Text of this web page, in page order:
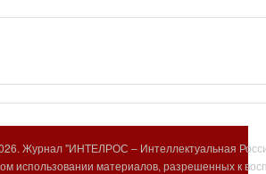
Журнал "ИНТЕЛРОС – Интеллектуальная
использовании материалов, разрешенных к